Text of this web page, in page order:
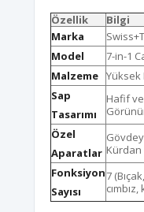
Özellik
Bilgi
Marka
Model
7-in-1
Malzeme Yüksek
Sap
Tasarımı
Hafif
Özel
Aparatlar Kürdan
Fonksiyon
Sayısı
7